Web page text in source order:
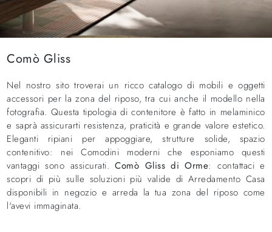
Comò Gliss
Nel nostro sito troverai un ricco catalogo di mobili e oggetti
accessori per la zona del riposo, tra cui anche il modello nella
fotografia. Questa tipologia di contenitore è fatto in melaminico
e saprà assicurarti resistenza, praticità e grande valore estetico.
Eleganti ripiani per appoggiare, strutture solide, spazio
contenitivo: nei Comodini moderni che esponiamo questi
vantaggi sono assicurati.Comò Gliss di Orme: contattaci e
scopri di più sulle soluzioni più valide di Arredamento Casa
disponibili in negozio e arreda la tua zona del riposo come
l'avevi immaginata.